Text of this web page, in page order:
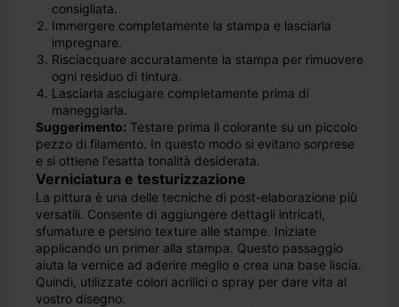
consigliata.
Immergere completamente la stampa e lasciarla
impregnare.
Risciacquare accuratamente la stampa per rimuovere
ogni residuo di tintura.
Lasciarla asciugare completamente prima di
maneggiarla.
Suggerimento: Testare prima il colorante su un piccolo
pezzo di filamento. In questo modo si evitano sorprese
e si ottiene l'esatta tonalità desiderata.
Verniciatura e testurizzazione
La pittura è una delle tecniche di post-elaborazione più
versatili. Consente di aggiungere dettagli intricati,
sfumature e persino texture alle stampe. Iniziate
applicando un primer alla stampa. Questo passaggio
aiuta la vernice ad aderire meglio e crea una base liscia.
Quindi, utilizzate colori acrilici o spray per dare vita al
vostro disegno.